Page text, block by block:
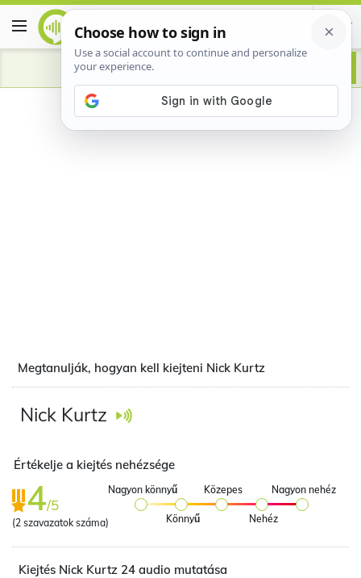
Advertisement
Megtanulják, hogyan kell kiejteni Nick Kurtz
Nick Kurtz
Értékelje a kiejtés nehézsége
4/5
(2 szavazatok száma)
Nagyon könnyű
Könnyű
Közepes
Nehéz
Nagyon nehéz
Kiejtés Nick Kurtz 24 audio mutatása